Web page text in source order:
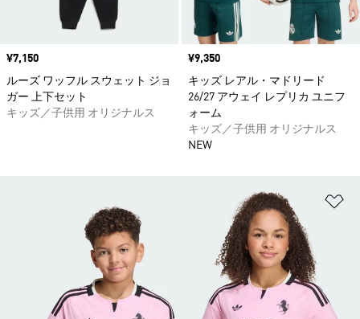
価格
¥7,150
ルーズ ワッフル スウェット ジョ
ガー 上下セット
キッズ／子供用 オリジナルス
価格
¥9,350
キッズ レアル・マドリード
26/27 アウェイ レプリカ ユニフ
ォーム
キッズ／子供用 オリジナルス
NEW